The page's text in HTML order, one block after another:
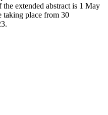
extended abstract is 1 May
taking place from 30